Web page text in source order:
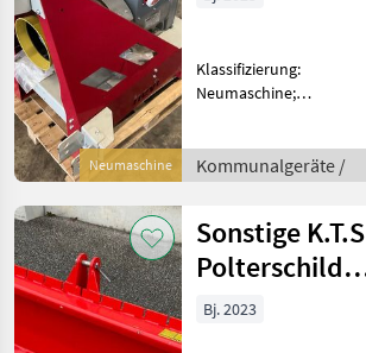
Neumaschine
Klassifizierung:
Neumaschine;
Winterdienst
Kommunalgeräte /
Sonstige K.T.S
Polterschild
1500
Bj. 2023